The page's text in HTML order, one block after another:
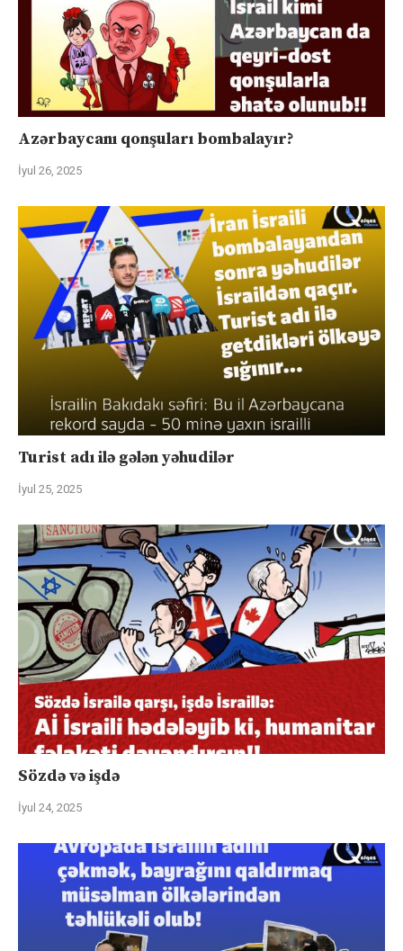
Azərbaycanı qonşuları bombalayır?
İyul 26, 2025
Turist adı ilə gələn yəhudilər
İyul 25, 2025
Sözdə və işdə
İyul 24, 2025